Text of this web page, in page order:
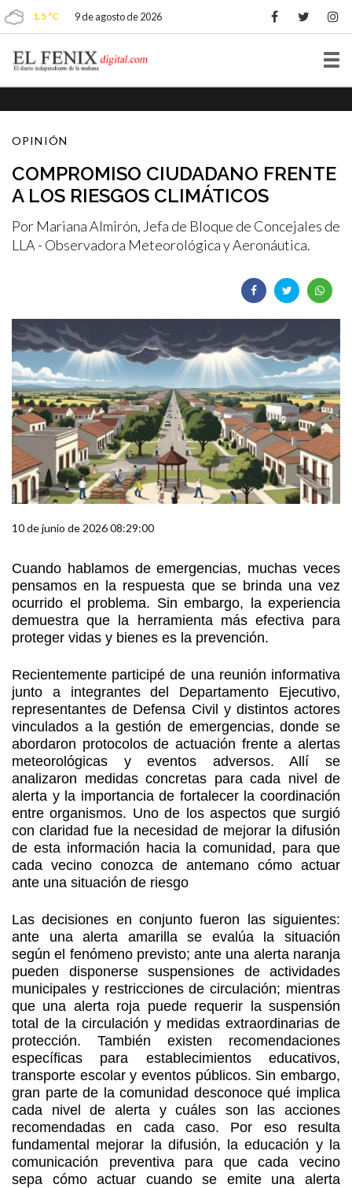
1.5 ºC 9 de agosto de 2026
OPINIÓN
COMPROMISO CIUDADANO FRENTE
A LOS RIESGOS CLIMÁTICOS
Por Mariana Almirón, Jefa de Bloque de Concejales de
LLA - Observadora Meteorológica y Aeronáutica.
10 de junio de 2026 08:29:00
Cuando hablamos de emergencias, muchas veces
pensamos en la respuesta que se brinda una vez
ocurrido el problema. Sin embargo, la experiencia
demuestra que la herramienta más efectiva para
proteger vidas y bienes es la prevención.
Recientemente participé de una reunión informativa
junto a integrantes del Departamento Ejecutivo,
representantes de Defensa Civil y distintos actores
vinculados a la gestión de emergencias, donde se
abordaron protocolos de actuación frente a alertas
meteorológicas y eventos adversos. Allí se
analizaron medidas concretas para cada nivel de
alerta y la importancia de fortalecer la coordinación
entre organismos. Uno de los aspectos que surgió
con claridad fue la necesidad de mejorar la difusión
de esta información hacia la comunidad, para que
cada vecino conozca de antemano cómo actuar
ante una situación de riesgo
Las decisiones en conjunto fueron las siguientes:
ante una alerta amarilla se evalúa la situación
según el fenómeno previsto; ante una alerta naranja
pueden disponerse suspensiones de actividades
municipales y restricciones de circulación; mientras
que una alerta roja puede requerir la suspensión
total de la circulación y medidas extraordinarias de
protección. También existen recomendaciones
específicas para establecimientos educativos,
transporte escolar y eventos públicos. Sin embargo,
gran parte de la comunidad desconoce qué implica
cada nivel de alerta y cuáles son las acciones
recomendadas en cada caso. Por eso resulta
fundamental mejorar la difusión, la educación y la
comunicación preventiva para que cada vecino
sepa cómo actuar cuando se emite una alerta